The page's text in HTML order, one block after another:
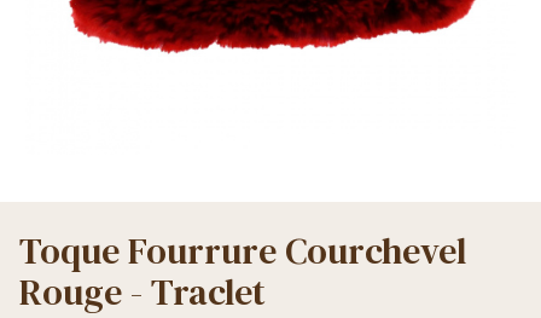
Toque Fourrure Courchevel
Rouge - Traclet